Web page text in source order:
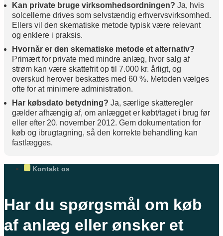
Kan private bruge virksomhedsordningen? Ja, hvis
solcellerne drives som selvstændig erhvervsvirksomhed.
Ellers vil den skematiske metode typisk være relevant
og enklere i praksis.
Hvornår er den skematiske metode et alternativ?
Primært for private med mindre anlæg, hvor salg af
strøm kan være skattefrit op til 7.000 kr. årligt, og
overskud herover beskattes med 60 %. Metoden vælges
ofte for at minimere administration.
Har købsdato betydning? Ja, særlige skatteregler
gælder afhængig af, om anlægget er købt/taget i brug før
eller efter 20. november 2012. Gem dokumentation for
køb og ibrugtagning, så den korrekte behandling kan
fastlægges.
Kontakt os
Har du spørgsmål om køb
af anlæg eller ønsker et